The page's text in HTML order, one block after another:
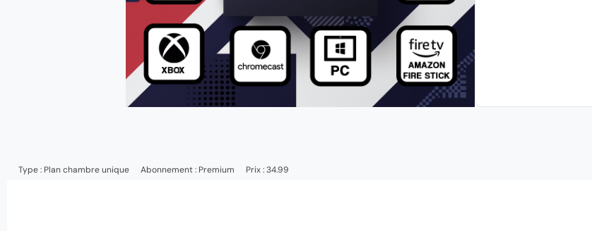
Type : Plan chambre unique Abonnement : Premium Prix : 34.99